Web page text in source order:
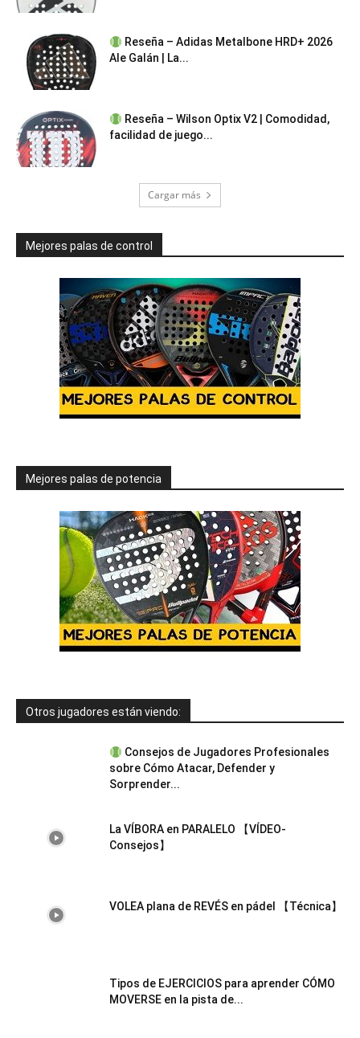
Reseña – Adidas Metalbone HRD+ 2026
Ale Galán | La...
Reseña – Wilson Optix V2 | Comodidad,
facilidad de juego...
Cargar más
Mejores palas de control
Mejores palas de potencia
Otros jugadores están viendo:
Consejos de Jugadores Profesionales
sobre Cómo Atacar, Defender y
Sorprender...
La VÍBORA en PARALELO 【VÍDEO-
Consejos】
VOLEA plana de REVÉS en pádel 【Técnica】
Tipos de EJERCICIOS para aprender CÓMO
MOVERSE en la pista de...